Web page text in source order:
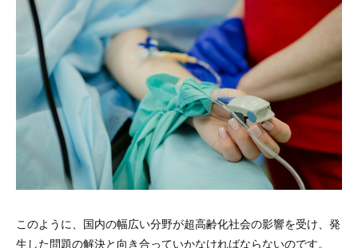
このように、国内の幅広い分野が超高齢化社会の影響を受け、発
生した問題の解決と向き合っていかなければならないのです。